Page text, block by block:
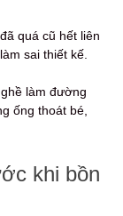
quá cũ hết liên
sai thiết kế.
làm đường
ống thoát bé,
khi bồn